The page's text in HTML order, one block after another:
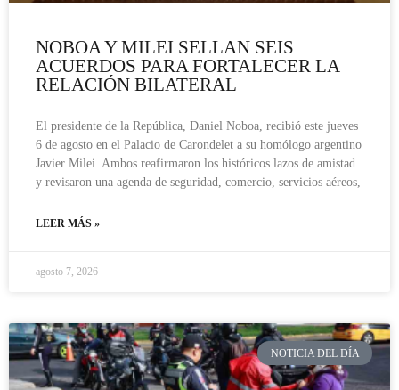
NOBOA Y MILEI SELLAN SEIS
ACUERDOS PARA FORTALECER LA
RELACIÓN BILATERAL
El presidente de la República, Daniel Noboa, recibió este jueves
6 de agosto en el Palacio de Carondelet a su homólogo argentino
Javier Milei. Ambos reafirmaron los históricos lazos de amistad
y revisaron una agenda de seguridad, comercio, servicios aéreos,
LEER MÁS »
agosto 7, 2026
NOTICIA DEL DÍA